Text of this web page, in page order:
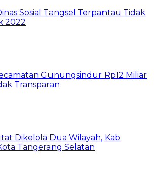
Sosial Tangsel Terpantau Tidak
2022
Gunungsindur Rp12 Miliar
Transparan
Dikelola Dua Wilayah, Kab
Tangerang Selatan